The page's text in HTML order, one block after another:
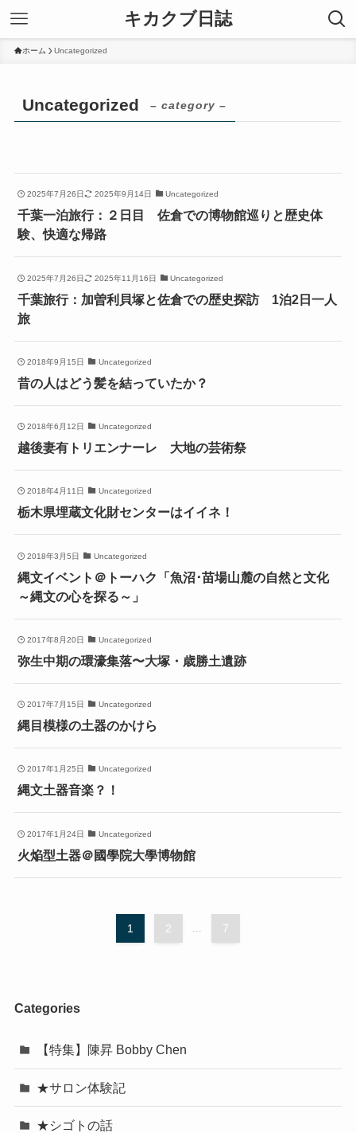
キカクブ日誌
ホーム Uncategorized
Uncategorized – category –
2025年7月26日 2025年9月14日 Uncategorized
千葉一泊旅行：２日目 佐倉での博物館巡りと歴史体
験、快適な帰路
2025年7月26日 2025年11月16日 Uncategorized
千葉旅行：加曽利貝塚と佐倉での歴史探訪 1泊2日一人
旅
2018年9月15日 Uncategorized
昔の人はどう髪を結っていたか？
2018年6月12日 Uncategorized
越後妻有トリエンナーレ 大地の芸術祭
2018年4月11日 Uncategorized
栃木県埋蔵文化財センターはイイネ！
2018年3月5日 Uncategorized
縄文イベント＠トーハク「魚沼･苗場山麓の自然と文化
～縄文の心を探る～」
2017年8月20日 Uncategorized
弥生中期の環濠集落〜大塚・歳勝土遺跡
2017年7月15日 Uncategorized
縄目模様の土器のかけら
2017年1月25日 Uncategorized
縄文土器音楽？！
2017年1月24日 Uncategorized
火焔型土器＠國學院大學博物館
1 2 7
Categories
【特集】陳昇 Bobby Chen
★サロン体験記
★シゴトの話